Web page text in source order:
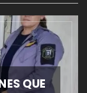
QUE